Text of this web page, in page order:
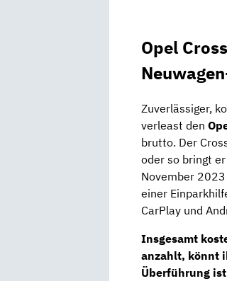
Opel
Zuverlässiger,
verleast den
brutto. Der
oder so bringt
November
einer
CarPlay und
Insgesamt
anzahlt, könnt
Überführung